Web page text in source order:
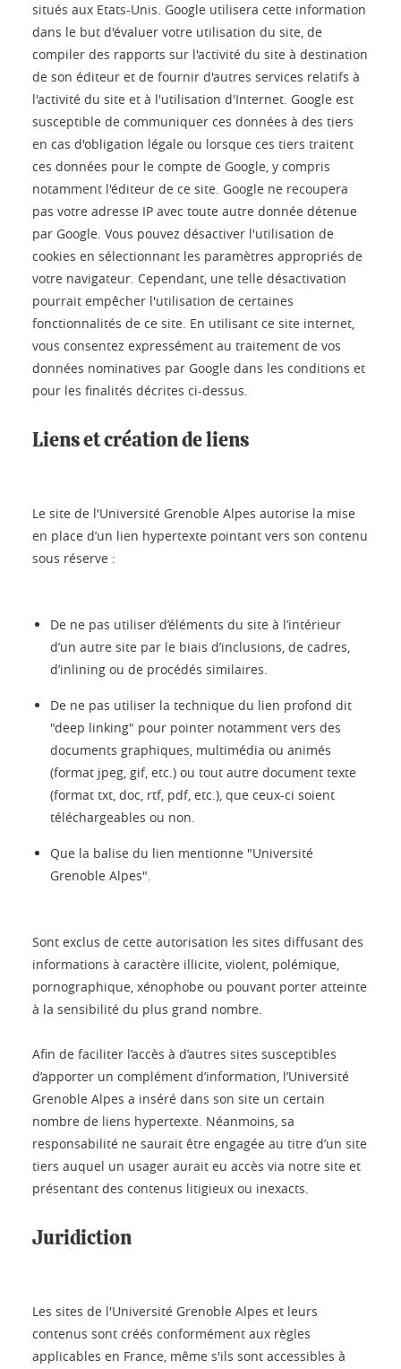
situés aux Etats-Unis. Google utilisera cette information
dans le but d'évaluer votre utilisation du site, de
compiler des rapports sur l'activité du site à destination
de son éditeur et de fournir d'autres services relatifs à
l'activité du site et à l'utilisation d'Internet. Google est
susceptible de communiquer ces données à des tiers
en cas d'obligation légale ou lorsque ces tiers traitent
ces données pour le compte de Google, y compris
notamment l'éditeur de ce site. Google ne recoupera
pas votre adresse IP avec toute autre donnée détenue
par Google. Vous pouvez désactiver l'utilisation de
cookies en sélectionnant les paramètres appropriés de
votre navigateur. Cependant, une telle désactivation
pourrait empêcher l'utilisation de certaines
fonctionnalités de ce site. En utilisant ce site internet,
vous consentez expressément au traitement de vos
données nominatives par Google dans les conditions et
pour les finalités décrites ci-dessus.
Liens et création de liens
Le site de l'Université Grenoble Alpes autorise la mise
en place d’un lien hypertexte pointant vers son contenu
sous réserve :
De ne pas utiliser d’éléments du site à l’intérieur
d’un autre site par le biais d’inclusions, de cadres,
d’inlining ou de procédés similaires.
De ne pas utiliser la technique du lien profond dit
"deep linking" pour pointer notamment vers des
documents graphiques, multimédia ou animés
(format jpeg, gif, etc.) ou tout autre document texte
(format txt, doc, rtf, pdf, etc.), que ceux-ci soient
téléchargeables ou non.
Que la balise du lien mentionne "Université
Grenoble Alpes".
Sont exclus de cette autorisation les sites diffusant des
informations à caractère illicite, violent, polémique,
pornographique, xénophobe ou pouvant porter atteinte
à la sensibilité du plus grand nombre.
Afin de faciliter l’accès à d’autres sites susceptibles
d’apporter un complément d’information, l’Université
Grenoble Alpes a inséré dans son site un certain
nombre de liens hypertexte. Néanmoins, sa
responsabilité ne saurait être engagée au titre d’un site
tiers auquel un usager aurait eu accès via notre site et
présentant des contenus litigieux ou inexacts.
Juridiction
Les sites de l'Université Grenoble Alpes et leurs
contenus sont créés conformément aux règles
applicables en France, même s'ils sont accessibles à